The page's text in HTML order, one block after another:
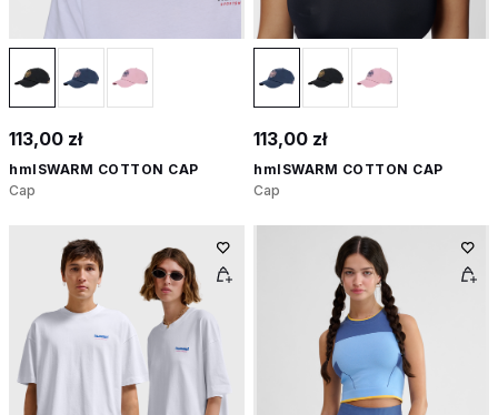
113,00 zł
hmlSWARM COTTON CAP
Cap
113,00 zł
hmlSWARM COTTON CAP
Cap